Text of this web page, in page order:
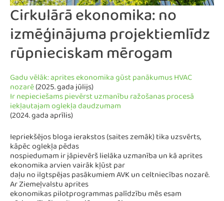
Cirkulārā ekonomika: no
izmēģinājuma projektiemlīdz
rūpnieciskam mērogam
Gadu vēlāk: aprites ekonomika gūst panākumus HVAC
nozarē(2025. gada jūlijs)
Ir nepieciešams pievērst uzmanību ražošanas procesā
iekļautajam oglekļa daudzumam
(2024. gada aprīlis)
Iepriekšējos bloga ierakstos (saites zemāk) tika uzsvērts,
kāpēc oglekļa pēdas
nospiedumam ir jāpievērš lielāka uzmanība un kā aprites
ekonomika arvien vairāk kļūst par
daļu no ilgtspējas pasākumiem AVK un celtniecības nozarē.
Ar Ziemeļvalstu aprites
ekonomikas pilotprogrammas palīdzību mēs esam